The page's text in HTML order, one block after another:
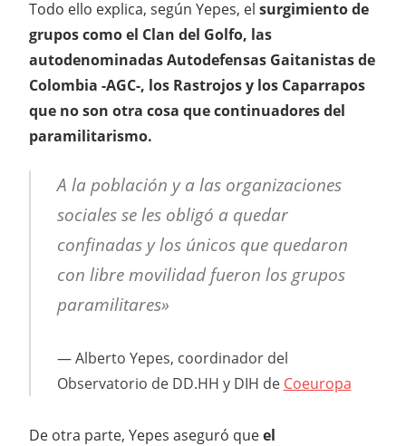
Todo ello explica, según Yepes, el surgimiento de
grupos como el Clan del Golfo, las
autodenominadas Autodefensas Gaitanistas de
Colombia -AGC-, los Rastrojos y los Caparrapos
que no son otra cosa que continuadores del
paramilitarismo.
A la población y a las organizaciones
sociales se les obligó a quedar
confinadas y los únicos que quedaron
con libre movilidad fueron los grupos
paramilitares»
Alberto Yepes, coordinador del
Observatorio de DD.HH y DIH de Coeuropa
De otra parte, Yepes aseguró queel